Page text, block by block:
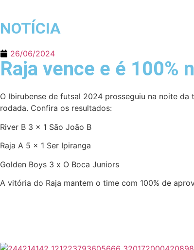
NOTÍCIA
26/06/2024
Raja vence e é 100%
O Ibirubense de futsal 2024 prosseguiu na noite
rodada. Confira os resultados:
River B 3 x 1 São João B
Raja A 5 x 1 Ser Ipiranga
Golden Boys 3 x O Boca Juniors
A vitória do Raja mantem o time com 100% de